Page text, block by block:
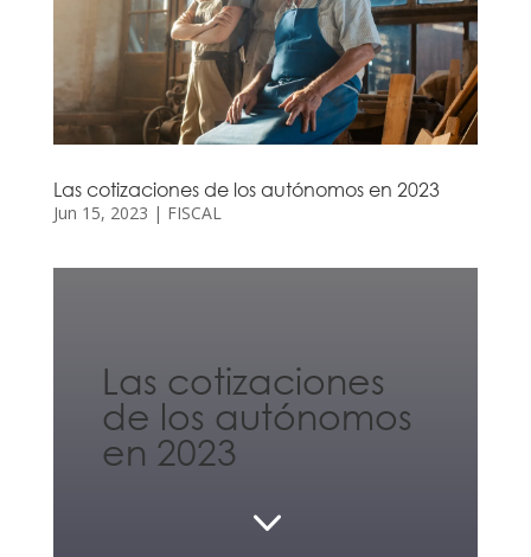
Las cotizaciones de los autónomos en 2023
Jun 15, 2023 | FISCAL
Las cotizaciones
de los autónomos
en 2023
3